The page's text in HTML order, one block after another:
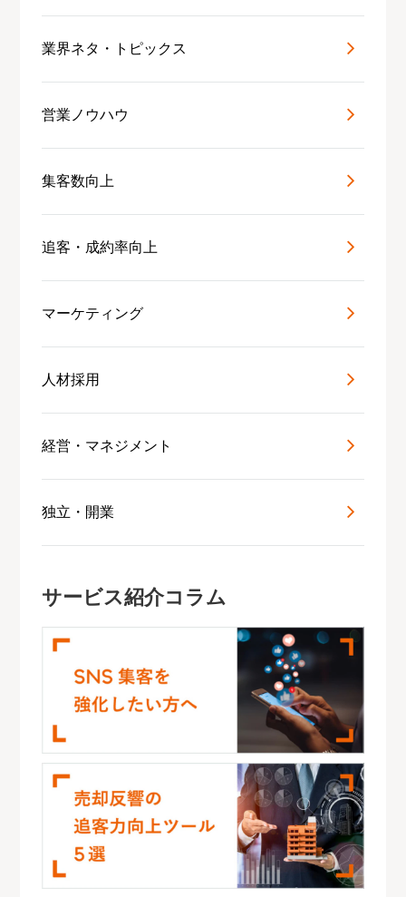
業界ネタ・トピックス
営業ノウハウ
集客数向上
追客・成約率向上
マーケティング
人材採用
経営・マネジメント
独立・開業
サービス紹介コラム